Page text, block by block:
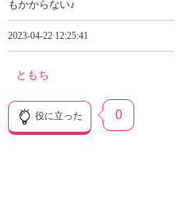
もかからない♪
2023-04-22 12:25:41
ともち
役に立った 0